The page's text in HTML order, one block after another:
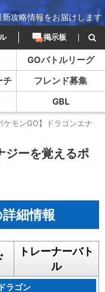
攻略情報をお届けします
掲示板
GOバトルリーグ
チ
フレンド募集
GBL
ケモンGO】ドラゴンエナ
ジーを覚えるポ
細情報
トレーナーバト
ル
ドラゴン